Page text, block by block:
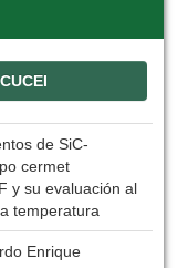
CUCEI
de SiC-
cermet
y su evaluación al
temperatura
Enrique